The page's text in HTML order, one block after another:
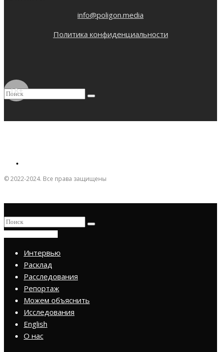
info@poligon.media
Политика конфиденциальности
18+
© 2022-2024. Все права защищены
Интервью
Расклад
Расследования
Репортаж
Можем объяснить
Исследования
English
О нас